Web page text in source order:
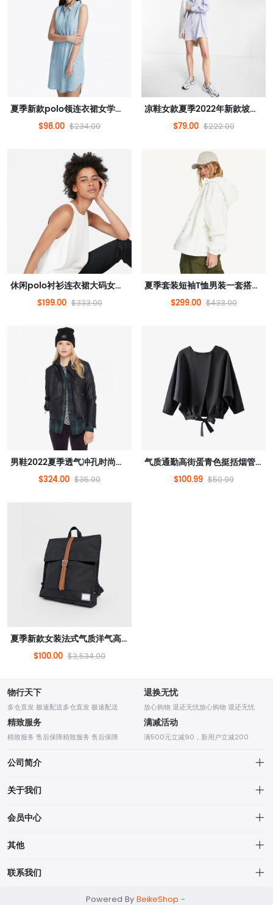
夏季新款polo领连衣裙女学院风减龄不规则下摆长裙子
$98.00 $234.00
凉鞋女款夏季2022年新款坡跟女鞋夏款松糕鞋高跟鞋子爆款女士
$79.00 $222.00
休闲polo衬衫连衣裙大码女装高级感夏2022新款小个子御姐
$199.00 $333.00
夏季套装短袖T恤男装一套搭配帅气潮情侣男生半袖上衣服
$299.00 $433.00
男鞋2022夏季透气冲孔时尚休闲板鞋压花耐磨小白鞋男
$324.00 $35.00
气质通勤高街蛋青色挺括烟管裤9分裤套装下装22秋女
$100.99 $50.99
夏季新款女装法式气质洋气高级感温柔风吊带仙女连衣裙
$100.00 $3,534.00
物行天下
多仓直发 极速配送多仓直发 极速配送
退换无忧
放心购物 退还无忧放心购物 退还无忧
精致服务
精致服务 售后保障精致服务 售后保障
满减活动
满500元立减90，新用户立减200
公司简介
成都光大网络科技有限公司
公司以为客户创造价值为核心价值观，帮助中小企业利用互联网工具提升
关于我们
关于我们
隐私政策
我的订单
会员中心
个人中心
我的收藏
其他
品牌列表
联系我们
support@example.comPowered By BeikeShop -